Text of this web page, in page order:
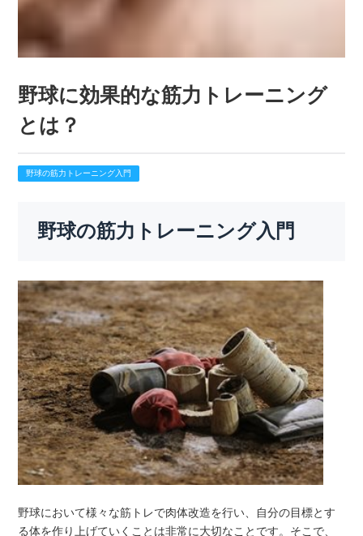
野球に効果的な筋力トレーニング
とは？
野球の筋力トレーニング入門
野球の筋力トレーニング入門
野球において様々な筋トレで肉体改造を行い、自分の目標とす
る体を作り上げていくことは非常に大切なことです。そこで、